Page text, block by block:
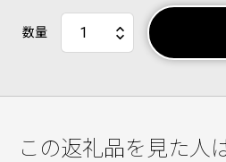
数量
この返礼品を見た人